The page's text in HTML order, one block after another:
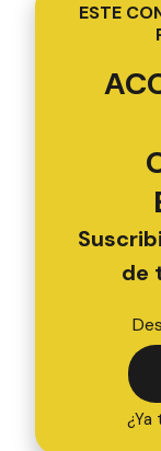
ESTE
de
¿Ya